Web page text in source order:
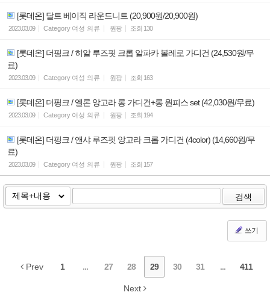
[롯데온] 달트 베이직 라운드니트 (20,900원/20,900원)
2023.03.09 Category 여성 의류 원팡 조회 130
[롯데온] 더핑크 / 히알 루즈핏 크롭 알파카 볼레로 가디건 (24,530원/무
료)
2023.03.09 Category 여성 의류 원팡 조회 163
[롯데온] 더핑크 / 엘론 앙고라 롱 가디건+롱 원피스 set (42,030원/무료)
2023.03.09 Category 여성 의류 원팡 조회 194
[롯데온] 더핑크 / 앤샤 루즈핏 앙고라 크롭 가디건 (4color) (14,660원/무
료)
2023.03.09 Category 여성 의류 원팡 조회 157
검색
쓰기
Prev 1 ... 27 28 29 30 31 ... 411
Next